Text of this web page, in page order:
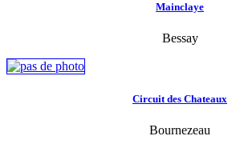
Mainclaye
Bessay
Circuit des Chateaux
Bournezeau